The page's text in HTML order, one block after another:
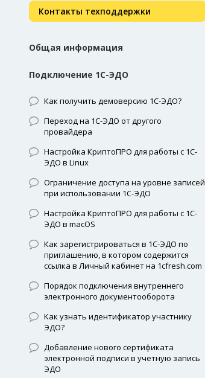
Контакты техподдержки
Общая информация
Подключение 1С-ЭДО
Как получить демоверсию 1С-ЭДО?
Переход на 1С-ЭДО от другого
провайдера
Настройка КриптоПРО для работы с 1С-
ЭДО в Linux
Ограничение доступа на уровне записей
при использовании 1С-ЭДО
Настройка КриптоПРО для работы с 1С-
ЭДО в macOS
Как зарегистрироваться в 1С-ЭДО по
приглашению, в котором содержится
ссылка в Личный кабинет на 1cfresh.com
Порядок подключения внутреннего
электронного документооборота
Как узнать идентификатор участнику
ЭДО?
Добавление нового сертификата
электронной подписи в учетную запись
ЭДО